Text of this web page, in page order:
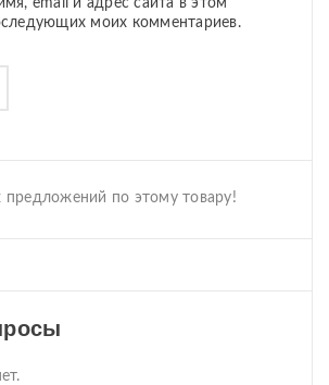
email и адрес сайта в этом
моих комментариев.
предложений по этому товару!